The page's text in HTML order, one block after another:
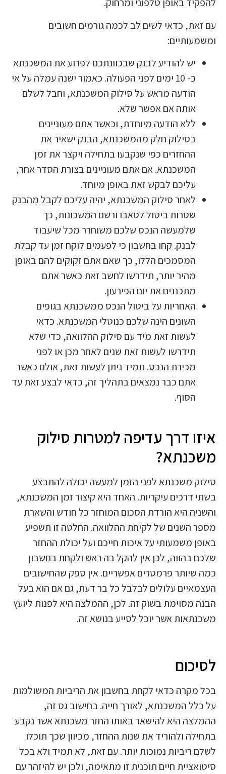
להפקיד באופן טלפוני ומרחוק.
עם זאת, כדאי לשים לב לכמה גורמים חשובים
ומשמעותיים:
יש להודיע לבנק שבכוונתכם לפרוע את המשכנתא
כ- 10 ימים לפני הפעולה. כאמור ישנה עמלה על אי
הודעה מראש על סילוק המשכנתא, וחבל לשלם
אותה אם אפשר שלא.
ללא הודעה מיוחדת, וכאשר אתם מעוניינים
בסילוק חלק מהמשכנתא, הבנק ישאיר את
ההחזרים כפי שנקבעו בתחילה ויקצר את זמן
המשכנתא. אם אתם מעוניינים בצורת הסדר אחר,
עליכם לבקש זאת באופן מיוחד.
לאחר סילוק המשכנתא, יהיה עליכם לקבל מהבנק
שטרות ביטול לטאבו ורשם המשכונות, כך
שלמעשה הנכס שלכם משוחרר מכל שיעבוד
לבנק. קחו בחשבון כי לפעמים לוקח זמן עד קבלת
המסמכים הללו, כך שאם אתם זקוקים להם באופן
מהיר יותר, תידרשו לחשב זאת כאשר אתם
מתכננים את יום הפירעון.
האחריות על ביטול הנכס ממשכנתא בגופים
השונים הינה שלכם כנוטלי המשכנתא. כדאי
לעשות זאת מיד עם סילוק ההלוואה, כדי שלא
תידרשו לעשות זאת שנים לאחר מכן או לפני
מכירת הנכס. תמיד ניתן לעשות זאת, אולם כאשר
אתם כבר נמצאים בתהליך זה, כדאי לבצע זאת עד
הסוף.
איזו דרך עדיפה למטרות סילוק
משכנתא?
סילוק משכנתא לפני הזמן למעשה יכולה להתבצע
בשתי דרכים עיקריות. האחד היא קיצור זמן המשכנתא,
והשניה היא הורדת הסכום המוחזר כל חודש והשארת
מספר השנים של לקיחת ההלוואה. החלטה זו תשפיע
באופן משמעותי על איכות חייכם ועל יכולת ההחזר
שלכם בהווה, לכן אין להקל בה ראש ולקחת בחשבון
כמה שיותר פרמטרים אפשריים. אין ספק שהחישובים
העצמאיים עלולים לבלבל כל בר דעת, גם אם הוא בעל
הבנה מסוימת בשוק זה. לכן, ההמלצה היא לפנות ליועץ
משכנתאות אשר יוכל לסייע בנושא זה.
לסיכום
בכל מקרה כדאי לקחת בחשבון את הריביות המשולמות
על כלל המשכנתא, לאורך חייה. בחישוב גס זה,
ההמלצה היא להישאר באותו החזר משכנתא אשר נקבע
בתחילה ולהוריד את שנות ההחזר, מכיוון שכך תוכלו
לשלם ריביות נמוכות יותר. עם זאת, לא תמיד ולא בכל
סיטואציית חיים תוכנית זו מתאימה, ולכן יש להיזהר עם